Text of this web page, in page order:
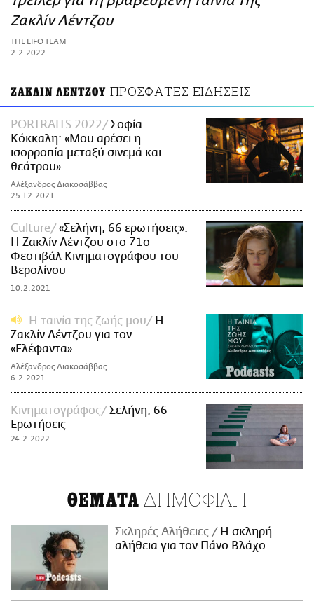
ΑΜΠΑ
PRINT
Ζακλίν Λέντζου
THE LIFO TEAM
2.2.2022
ΖΑΚΛΙΝ ΛΕΝΤΖΟΥ ΠΡΟΣΦΑΤΕΣ ΕΙΔΗΣΕΙΣ
PORTRAITS 2022
Σοφία
Κόκκαλη: «Μου αρέσει η
ισορροπία μεταξύ σινεμά και
θεάτρου»
Αλέξανδρος Διακοσάββας
25.12.2021
Culture
«Σελήνη, 66 ερωτήσεις»:
Η Ζακλίν Λέντζου στο 71ο
Φεστιβάλ Κινηματογράφου του
Βερολίνου
10.2.2021
Η ταινία της ζωής μου
Η
Ζακλίν Λέντζου για τον
«Ελέφαντα»
Αλέξανδρος Διακοσάββας
6.2.2021
Κινηματογράφος Σελήνη, 66
Ερωτήσεις
24.2.2022
ΘΕΜΑΤΑ ΔΗΜΟΦΙΛΗ
Σκληρές Αλήθειες
H σκληρή
αλήθεια για τον Πάνο Βλάχο